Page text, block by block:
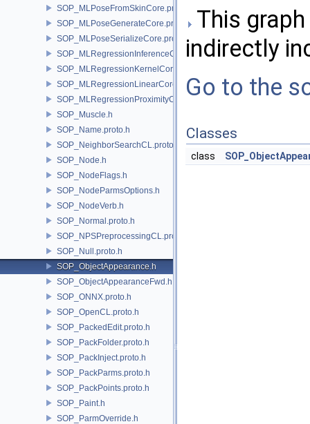
SOP_MLPoseFromSkinCore.proto.h
SOP_MLPoseGenerateCore.proto.h
SOP_MLPoseSerializeCore.proto.h
SOP_MLRegressionInferenceCore.proto.h
SOP_MLRegressionKernelCore.proto.h
SOP_MLRegressionLinearCore.proto.h
SOP_MLRegressionProximityCore.proto.h
SOP_Muscle.h
SOP_Name.proto.h
SOP_NeighborSearchCL.proto.h
SOP_Node.h
SOP_NodeFlags.h
SOP_NodeParmsOptions.h
SOP_NodeVerb.h
SOP_Normal.proto.h
SOP_NPSPreprocessingCL.proto.h
SOP_Null.proto.h
SOP_ObjectAppearance.h
SOP_ObjectAppearanceFwd.h
SOP_ONNX.proto.h
SOP_OpenCL.proto.h
SOP_PackedEdit.proto.h
SOP_PackFolder.proto.h
SOP_PackInject.proto.h
SOP_PackParms.proto.h
SOP_PackPoints.proto.h
SOP_Paint.h
SOP_ParmOverride.h
This
indirectly
Go to the
Classes
class